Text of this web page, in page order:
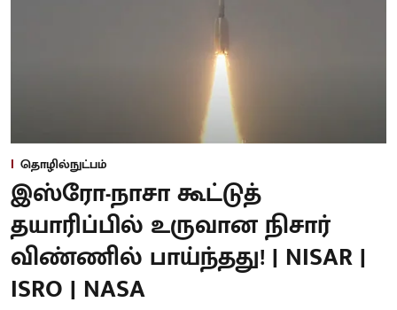
தொழில்நுட்பம்
இஸ்ரோ-நாசா கூட்டுத்
தயாரிப்பில் உருவான நிசார்
விண்ணில் பாய்ந்தது! | NISAR |
ISRO | NASA